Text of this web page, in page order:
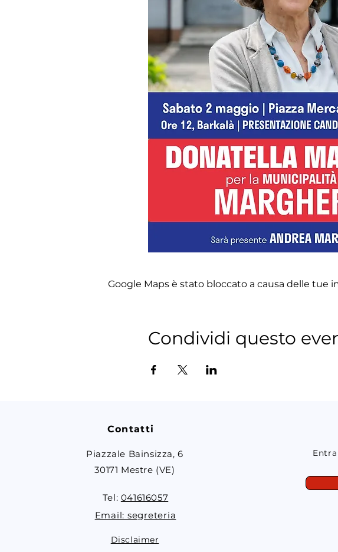
Google Maps è stato bloccato a causa delle tue
Condividi questo
Contatti
Piazzale Bainsizza, 6
30171 Mestre (VE)
Tel: 041616057
Email: segreteria
Disclaimer